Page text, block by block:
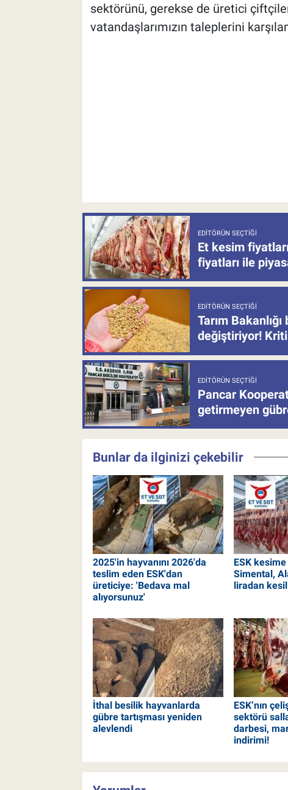
sektörünü, gerekse de üretici
vatandaşlarımızın taleplerini
EDITÖRÜN SEÇTIĞI
Et kesim
fiyatları ile
EDITÖRÜN SEÇTIĞI
Tarım
değiştiriyor!
EDITÖRÜN SEÇTIĞI
Pancar
getirmeyen
Bunlar da ilginizi çekebilir
2025'in hayvanını 2026'da
teslim eden ESK'dan
üreticiye: 'Bedava mal
alıyorsunuz'
ESK
Simental,
liradan
İthal besilik hayvanlarda
gübre tartışması yeniden
alevlendi
ESK’nın
sektörü
darbesi,
indirimi!